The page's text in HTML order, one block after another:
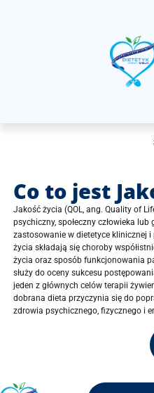
Co to jest
Jakość życia (QOL, ang. Quality of
psychiczny, społeczny człowieka
zastosowanie w dietetyce klinicznej
życia składają się choroby
życia oraz sposób funkcjonowania
służy do oceny sukcesu
jeden z głównych celów terapii
dobrana dieta przyczynia się do
zdrowia psychicznego, fizycznego i